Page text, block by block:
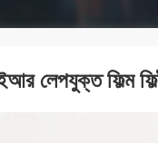
লেপযুক্ত ফিল্ম